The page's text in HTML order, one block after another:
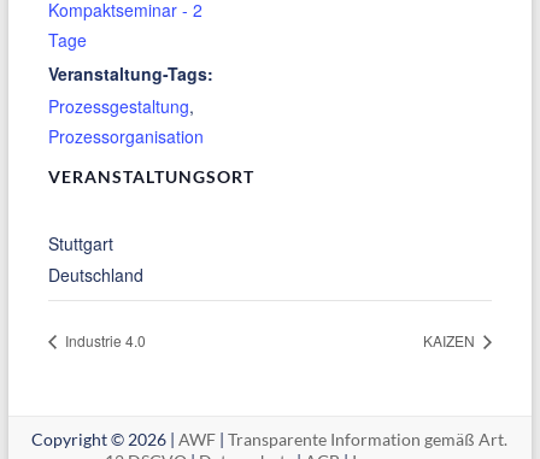
Kompaktseminar - 2
Tage
Veranstaltung-Tags:
Prozessgestaltung,
Prozessorganisation
VERANSTALTUNGSORT
Stuttgart
Deutschland
Industrie 4.0 KAIZEN
Copyright © 2026 |AWF |Transparente Information gemäß Art.